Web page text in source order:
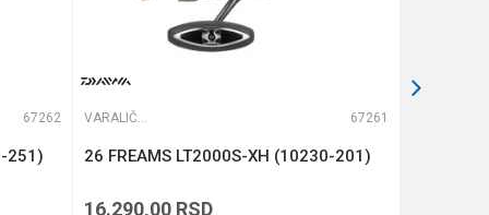
67262
251)
VARALIČARSKE MAŠINICE 67261
26 FREAMS LT2000S-XH (10230-201)
16.290,00 RSD